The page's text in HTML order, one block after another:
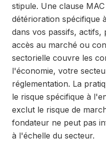
stipule. Une clause
détérioration spécifique
dans vos passifs, actifs,
accès au marché ou
sectorielle couvre les
l'économie, votre
réglementation. La
le risque spécifique à
exclut le risque de
fondateur ne peut pas
à l'échelle du secteur.